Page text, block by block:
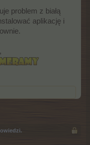
problem z białą
aplikację i